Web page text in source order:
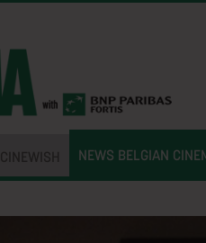
CINEWISH NEWS BELGIAN